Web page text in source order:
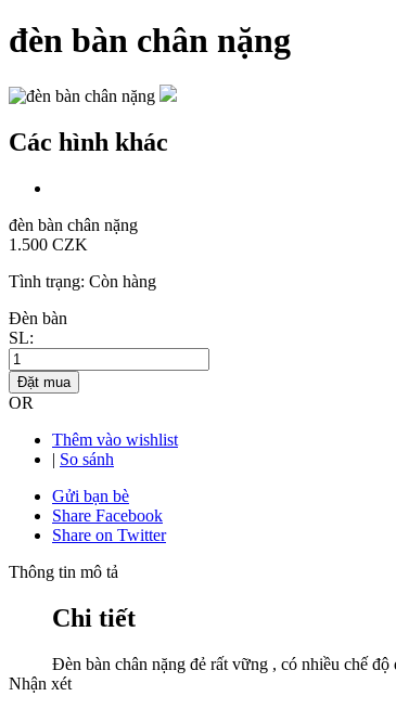
đèn bàn chân nặng
Các hình khác
đèn bàn chân nặng
1.500 CZK
Tình trạng: Còn hàng
Đèn bàn
SL:
Đặt mua
OR
Thêm vào wishlist
| So sánh
Gửi bạn bè
Share Facebook
Share on Twitter
Thông tin mô tả
Chi tiết
Đèn bàn chân nặng đẻ rất vững , có nhiều chế độ
Nhận xét